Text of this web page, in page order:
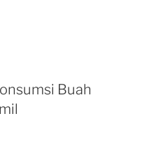
Buah